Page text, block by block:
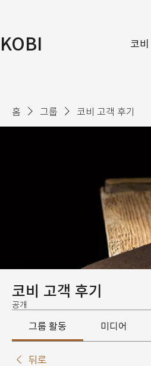
KOBI 코
홈 그룹 코비 고객 후기
코비 고객 후기
공개
그룹 활동 미디어
뒤로